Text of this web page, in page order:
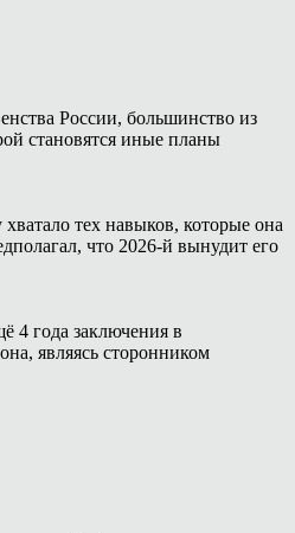
России, большинство из
становятся иные планы
тех навыков, которые она
что 2026-й вынудит его
4 года заключения в
являясь сторонником